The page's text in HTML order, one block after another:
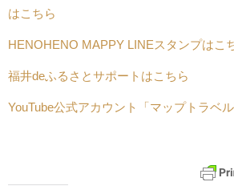
はこちら
HENOHENO MAPPY LINEスタンプはこ
福井deふるさとサポートはこちら
YouTube公式アカウント「マップトラベ